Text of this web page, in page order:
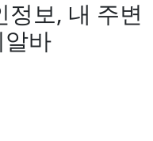
보, 내 주변
바